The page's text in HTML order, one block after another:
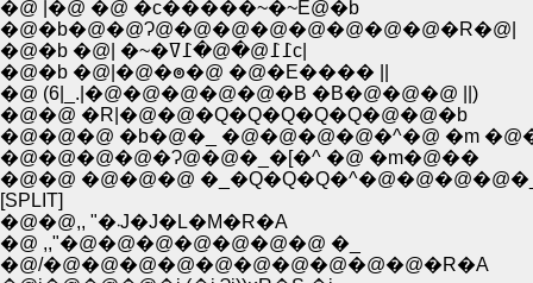
�@ |�@ �@ �c�����~�~Ё@�b
�@�b�@�@Ɂ@�@�@�@�@�@�@�@�R�@|
�@�b �@| �~�߁߁@�@�߁ߜc|
�@�b �@|�@�ၜ�@ �@�E���� ||
�@ (6|_.|�@�@�@�@�@�B �B�@�@�@ ||)
�@�@ �R|�@�@�Q�Q�Q�Q�Q�@�@�b
�@�@�@ �b�@�_ �@�@�@�@�^�@ �m
�@�@�@�@�Ɂ@�@�_�[�^ �@ �m�@��
�@�@ �@�@�@
[SPLIT]
�@�@,, "�܁J�J�L�M�R�A
�@ ,,"�@�@�@�@�@�@�@ �_
�@/�@�@�@�@�@�@�@�@�@�@�R�A